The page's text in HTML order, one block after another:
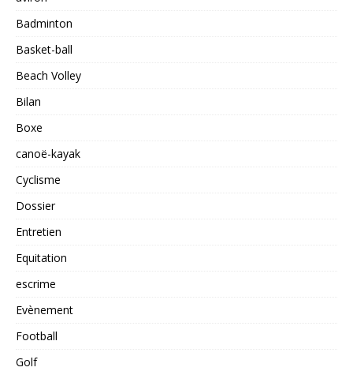
Badminton
Basket-ball
Beach Volley
Bilan
Boxe
canoë-kayak
Cyclisme
Dossier
Entretien
Equitation
escrime
Evènement
Football
Golf